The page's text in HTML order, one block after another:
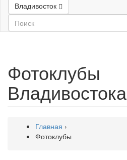
Владивосток
Фотоклубы
Владивостока
Главная ›
Фотоклубы